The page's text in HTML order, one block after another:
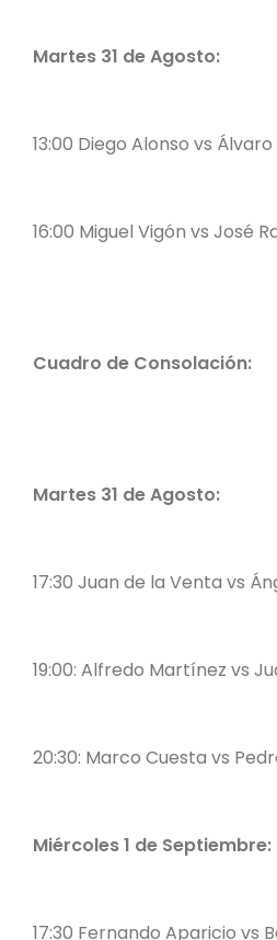
Martes 31 de Agosto:
13:00 Diego Alonso vs
16:00 Miguel Vigón vs José
Cuadro de Consolación:
Martes 31 de Agosto:
17:30 Juan de la Venta vs
19:00: Alfredo Martínez vs
20:30: Marco Cuesta vs
Miércoles 1 de Septiembre:
17:30 Fernando Aparicio vs